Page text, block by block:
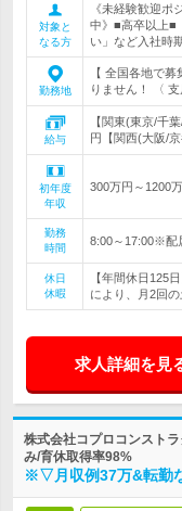
対象と
なる方
《未経験歓迎ポ
中》■高卒以上■
い」など入社時
勤務地
【 全国各地で
りません！ 〈
給与
【関東(東京/千
円【関西(大阪/
初年度
年収
300万円～1200
勤務
時間
8:00～17:00※配
休日
休暇
【年間休日125
により、月2回
求人詳細を見
株式会社コプロコンスト
み/育休取得率98%
※▽月収例37万&転勤